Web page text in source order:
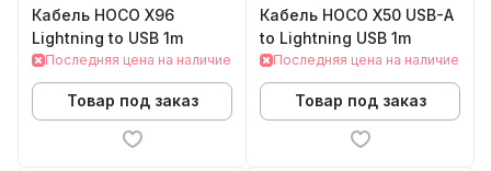
Кабель HOCO X96
Lightning to USB 1m
Последняя цена на наличие
Товар под заказ
Кабель HOCO X50 USB-A
to Lightning USB 1m
Последняя цена на наличие
Товар под заказ